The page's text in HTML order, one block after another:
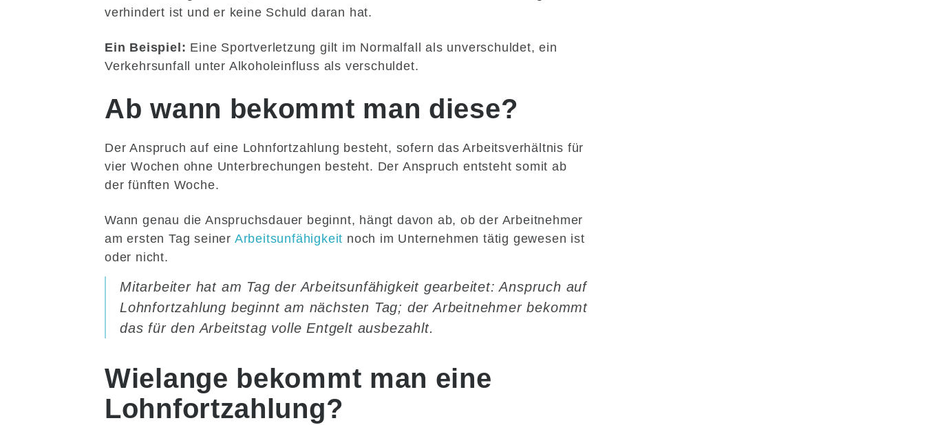
verhindert ist und er keine Schuld daran hat.
Ein Beispiel: Eine Sportverletzung gilt im Normalfall als unverschuldet, ein
Verkehrsunfall unter Alkoholeinfluss als verschuldet.
Ab wann bekommt man diese?
Der Anspruch auf eine Lohnfortzahlung besteht, sofern das Arbeitsverhältnis für
vier Wochen ohne Unterbrechungen besteht. Der Anspruch entsteht somit ab
der fünften Woche.
Wann genau die Anspruchsdauer beginnt, hängt davon ab, ob der Arbeitnehmer
am ersten Tag seiner Arbeitsunfähigkeit noch im Unternehmen tätig gewesen ist
oder nicht.
Mitarbeiter hat am Tag der Arbeitsunfähigkeit gearbeitet: Anspruch auf
Lohnfortzahlung beginnt am nächsten Tag; der Arbeitnehmer bekommt
das für den Arbeitstag volle Entgelt ausbezahlt.
Wielange bekommt man eine
Lohnfortzahlung?